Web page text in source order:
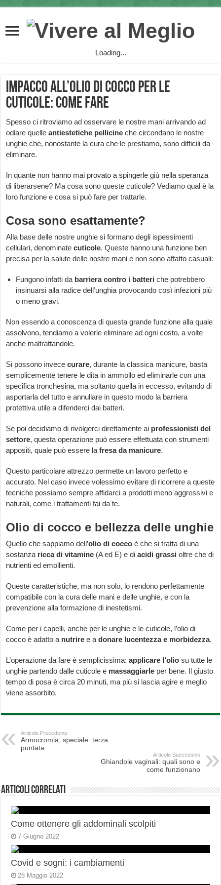
Loading...
Impacco all’olio di cocco per le
cuticole: come fare
Spesso ci ritroviamo ad osservare le nostre mani arrivando ad
odiare quelleantiestetiche pellicine che circondano le nostre
unghie che, nonostante la cura che le prestiamo, sono difficili da
eliminare.
In quante non hanno mai provato a spingerle giù nella speranza
di liberarsene? Ma cosa sono queste cuticole? Vediamo qual è la
loro funzione e cosa si può fare per trattarle.
Cosa sono esattamente?
Alla base delle nostre unghie si formano degli ispessimenti
cellulari, denominatecuticole. Queste hanno una funzione ben
precisa per la salute delle nostre mani e non sono affatto casuali:
Fungono infatti da barriera contro i batteri che potrebbero
insinuarsi alla radice dell’unghia provocando così infezioni più
o meno gravi.
Non essendo a conoscenza di questa grande funzione alla quale
assolvono, tendiamo a volerle eliminare ad ogni costo, a volte
anche maltrattandole.
Si possono invececurare, durante la classica manicure, basta
semplicemente tenere le dita in ammollo ed eliminarle con una
specifica tronchesina, ma soltanto quella in eccesso, evitando di
asportarla del tutto e annullare in questo modo la barriera
protettiva utile a difenderci dai batteri.
Se poi decidiamo di rivolgerci direttamente ai professionisti del
settore, questa operazione può essere effettuata con strumenti
appositi, quale può essere lafresa da manicure.
Questo particolare attrezzo permette un lavoro perfetto e
accurato. Nel caso invece volessimo evitare di ricorrere a queste
tecniche possiamo sempre affidarci a prodotti meno aggressivi e
naturali, come i trattamenti fai da te.
Olio di cocco e bellezza delle unghie
Quello che sappiamo dell’olio di cocco è che si tratta di una
sostanza ricca di vitamine (A ed E) e diacidi grassi oltre che di
nutrienti ed emollienti.
Queste caratteristiche, ma non solo, lo rendono perfettamente
compatibile con la cura delle mani e delle unghie, e con la
prevenzione alla formazione di inestetismi.
Come per i capelli, anche per le unghie e le cuticole, l’olio di
cocco è adatto a nutrire e adonare lucentezza e morbidezza.
L’operazione da fare è semplicissima:applicare l’olio su tutte le
unghie partendo dalle cuticole e massaggiarle per bene. Il giusto
tempo di posa è circa 20 minuti, ma più si lascia agire e meglio
viene assorbito.
Articolo Precedente
Armocromia, speciale: terza
puntata
Articolo Successivo
Ghiandole vaginali: quali sono e
come funzionano
Articoli correlati
Come ottenere gli addominali scolpiti
7 Giugno 2022
Covid e sogni: i cambiamenti
28 Maggio 2022